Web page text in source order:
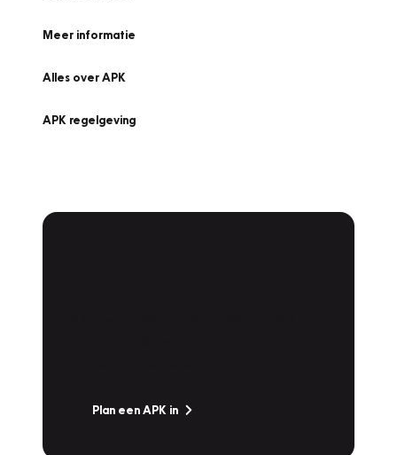
Meer informatie
Alles over APK
APK regelgeving
Plan een APK in